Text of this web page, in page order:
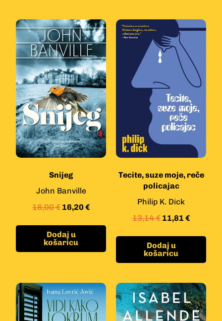
Snijeg
John Banville
18,00€ 16,20 €
Dodaj u
košaricu
Tecite, suze moje, reče
policajac
Philip K. Dick
13,14€ 11,81 €
Dodaj u
košaricu